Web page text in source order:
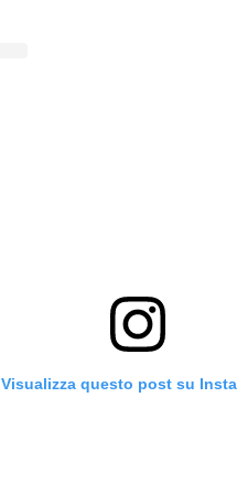
Visualizza questo post su